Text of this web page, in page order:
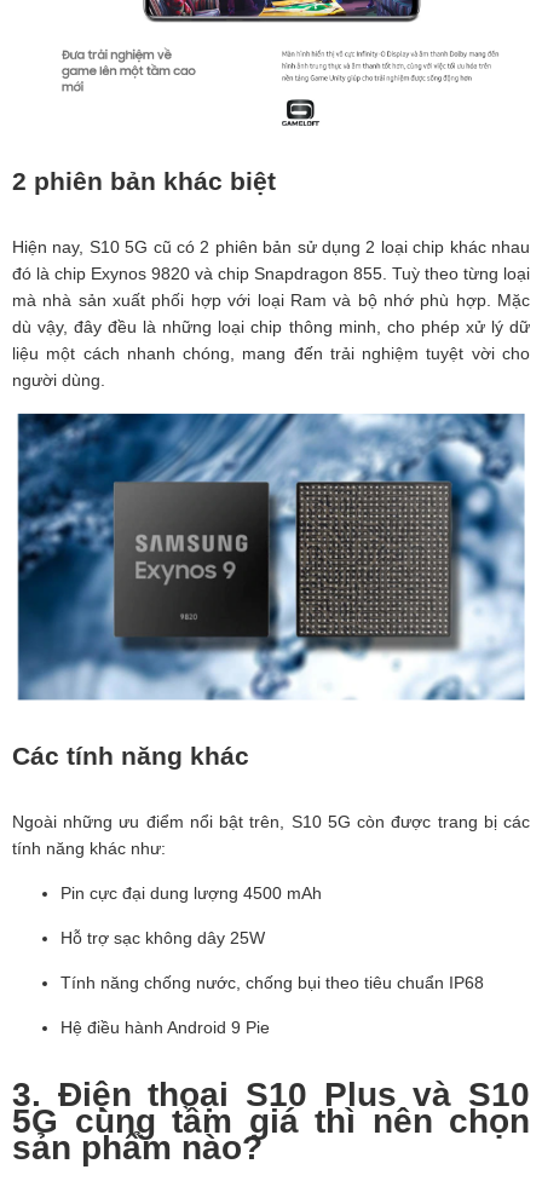
2 phiên bản khác biệt
Hiện nay, S10 5G cũ có 2 phiên bản sử dụng 2 loại chip khác nhau
đó là chip Exynos 9820 và chip Snapdragon 855. Tuỳ theo từng loại
mà nhà sản xuất phối hợp với loại Ram và bộ nhớ phù hợp. Mặc
dù vậy, đây đều là những loại chip thông minh, cho phép xử lý dữ
liệu một cách nhanh chóng, mang đến trải nghiệm tuyệt vời cho
người dùng.
Các tính năng khác
Ngoài những ưu điểm nổi bật trên, S10 5G còn được trang bị các
tính năng khác như:
Pin cực đại dung lượng 4500 mAh
Hỗ trợ sạc không dây 25W
Tính năng chống nước, chống bụi theo tiêu chuẩn IP68
Hệ điều hành Android 9 Pie
3. Điện thoại S10 Plus và S10
5G cùng tầm giá thì nên chọn
sản phẩm nào?